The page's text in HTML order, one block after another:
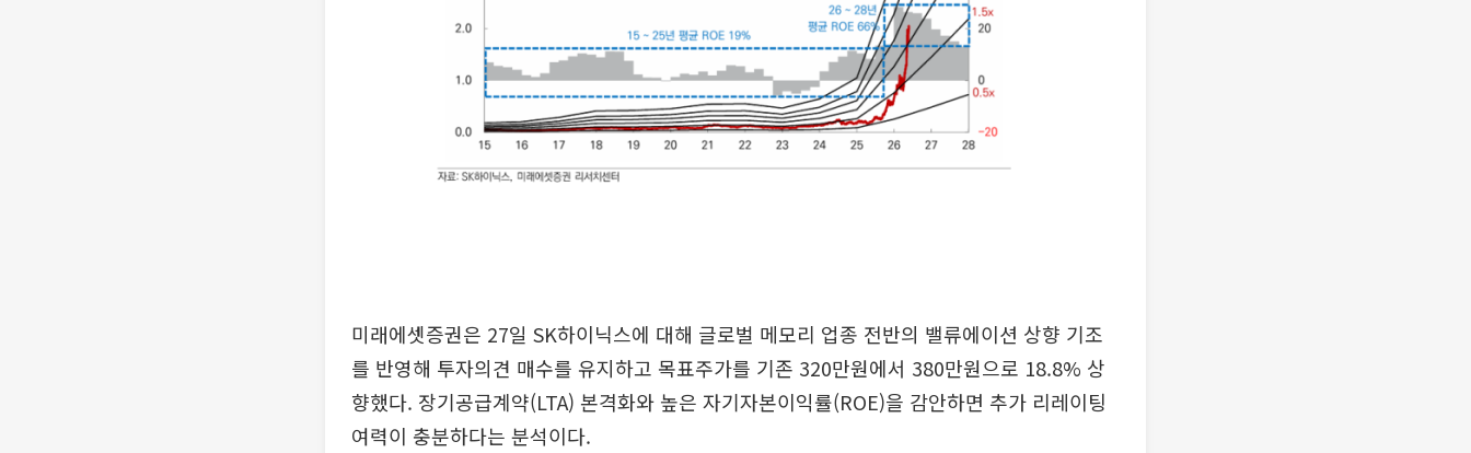
미래에셋증권은 27일 SK하이닉스에 대해 글로벌 메모리 업종 전반의 밸류에이션 상향 기조
를 반영해 투자의견 매수를 유지하고 목표주가를 기존 320만원에서 380만원으로 18.8% 상
향했다. 장기공급계약(LTA) 본격화와 높은 자기자본이익률(ROE)을 감안하면 추가 리레이팅
여력이 충분하다는 분석이다.